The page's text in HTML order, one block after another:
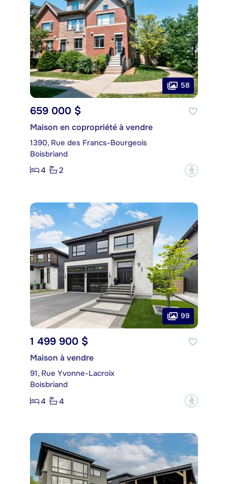
58
659 000 $
Maison en copropriété à vendre
1390, Rue des Francs-Bourgeois
Boisbriand
4
2 ?
99
1 499 900 $
Maison à vendre
91, Rue Yvonne-Lacroix
Boisbriand
4
4 ?